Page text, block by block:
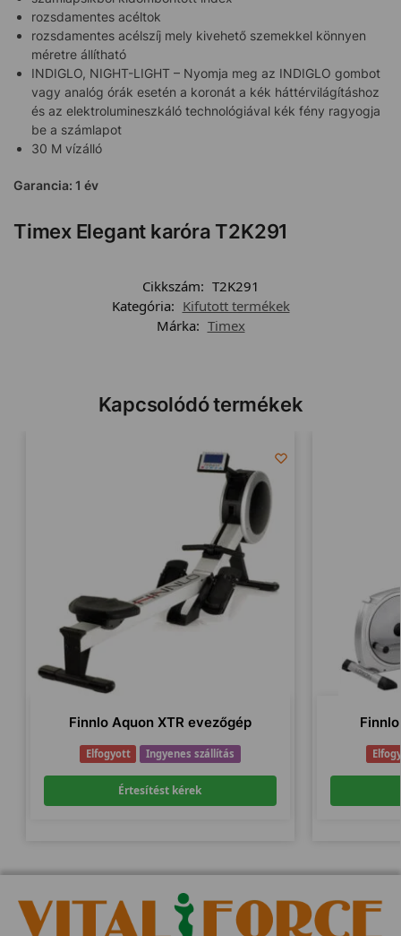
rozsdamentes acéltok
rozsdamentes acélszíj mely kivehető szemekkel könnyen
méretre állítható
INDIGLO, NIGHT-LIGHT – Nyomja meg az INDIGLO gombot
vagy analóg órák esetén a koronát a kék háttérvilágításhoz
és az elektrolumineszkáló technológiával kék fény ragyogja
be a számlapot
30 M vízálló
Garancia: 1 év
Timex Elegant karóra T2K291
Cikkszám: T2K291
Kategória: Kifutott termékek
Márka: Timex
Kapcsolódó termékek
Finnlo Aquon XTR evezőgép
Elfogyott Ingyenes szállítás
Értesítést kérek